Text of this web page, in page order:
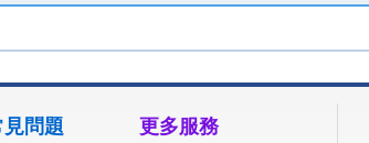
見問題 更多服務